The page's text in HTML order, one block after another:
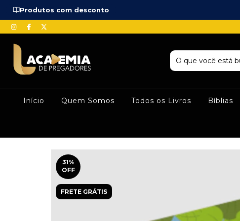
Início Quem Somos Todos os Livros Bíblias
31%
OFF
FRETE GRÁTIS
Produtos com desconto